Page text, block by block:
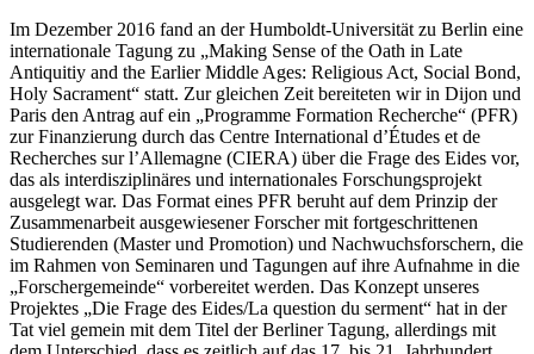
Im Dezember 2016 fand an der Humboldt-Universität zu Berlin eine
internationale Tagung zu „Making Sense of the Oath in Late
Antiquitiy and the Earlier Middle Ages: Religious Act, Social Bond,
Holy Sacrament“ statt. Zur gleichen Zeit bereiteten wir in Dijon und
Paris den Antrag auf ein „Programme Formation Recherche“ (PFR)
zur Finanzierung durch das Centre International d’Études et de
Recherches sur l’Allemagne (CIERA) über die Frage des Eides vor,
das als interdisziplinäres und internationales Forschungsprojekt
ausgelegt war. Das Format eines PFR beruht auf dem Prinzip der
Zusammenarbeit ausgewiesener Forscher mit fortgeschrittenen
Studierenden (Master und Promotion) und Nachwuchsforschern, die
im Rahmen von Seminaren und Tagungen auf ihre Aufnahme in die
„Forschergemeinde“ vorbereitet werden. Das Konzept unseres
Projektes „Die Frage des Eides/La question du serment“ hat in der
Tat viel gemein mit dem Titel der Berliner Tagung, allerdings mit